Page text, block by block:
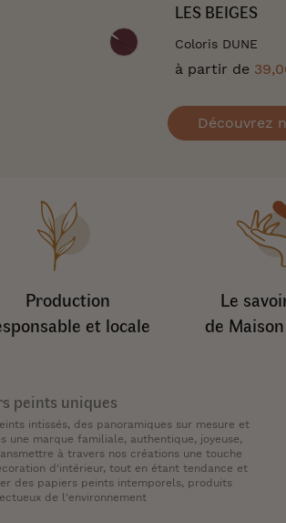
LES BEIGES
Coloris DUNE
à partir de
Découvrez
Production
et locale
Le
de
peints uniques
intissés, des panoramiques sur mesure et
une marque familiale, authentique, joyeuse,
à travers nos créations une touche
d'intérieur, tout en étant tendance et
des papiers peints intemporels, produits
de l'environnement